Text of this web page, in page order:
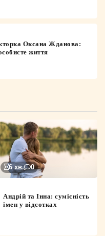
Оксана Жданова:
життя
6 хв. 0
Андрій та Інна: сумісність
імен у відсотках